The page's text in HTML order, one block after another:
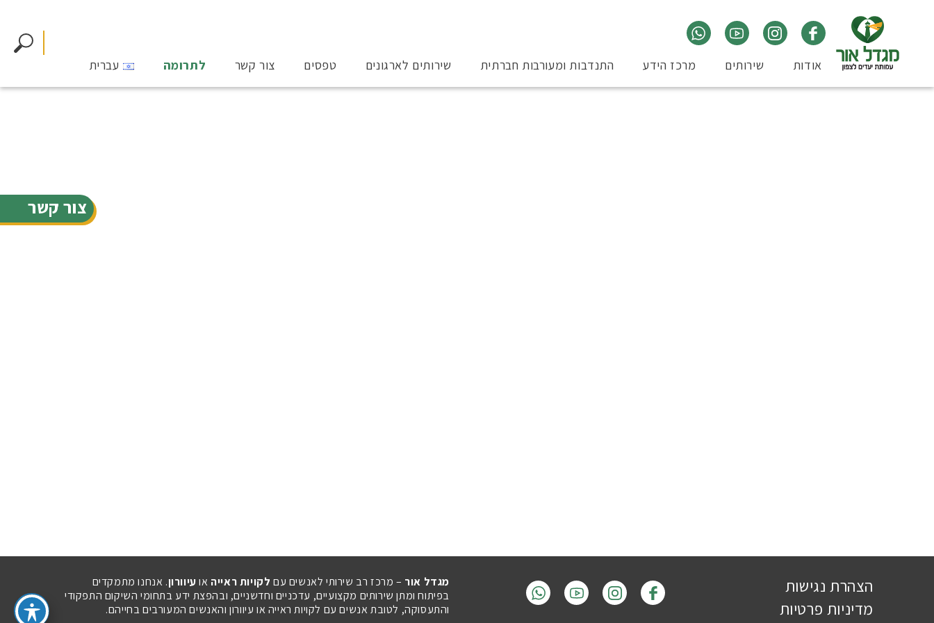
צור קשר
אודות שירותים מרכז הידע התנדבות ומעורבות חברתית שירותים לארגונים טפסים צור קשר לתרומה עברית
הצהרת נגישות
מדיניות פרטיות
מגדל אור – מרכז רב שירותי לאנשים עם לקויות ראייה אועיוורון. אנחנו מתמקדים
בפיתוח ומתן שירותים מקצועיים, עדכניים וחדשניים, ובהפצת ידע בתחומי השיקום התפקודי
והתעסוקה, לטובת אנשים עם לקויות ראייה או עיוורון והאנשים המעורבים בחייהם.